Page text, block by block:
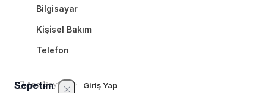
Bilgisayar
Kişisel Bakım
Telefon
Sepetim
Ana Sayfa Giriş Yap